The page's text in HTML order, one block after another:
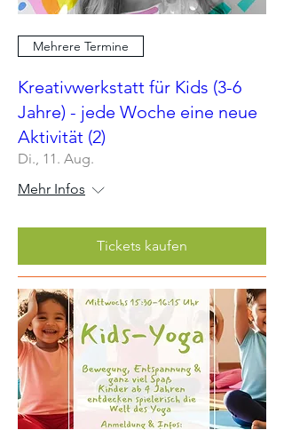
Mehrere Termine
Kreativwerkstatt für Kids (3-6
Jahre) - jede Woche eine neue
Aktivität (2)
Di., 11. Aug.
Mehr Infos
Tickets kaufen